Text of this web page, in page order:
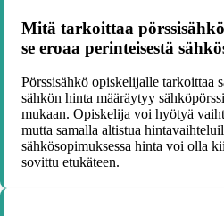
Mitä tarkoittaa
se eroaa perinteisestä
Pörssisähkö opiskelijalle tarkoittaa
sähkön hinta määräytyy
mukaan. Opiskelija voi hyötyä
mutta samalla altistua
sähkösopimuksessa hinta voi olla
sovittu etukäteen.